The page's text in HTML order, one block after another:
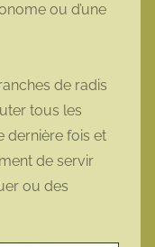
ou d’une
de radis
tous les
dernière fois et
de servir
ou des